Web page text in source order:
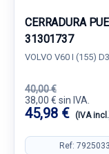
CERRADURA
31301737
VOLVO V60 I (155) D3
40,00 €
38,00 € sin IVA.
45,98 € (IVA
Ref: 7925033